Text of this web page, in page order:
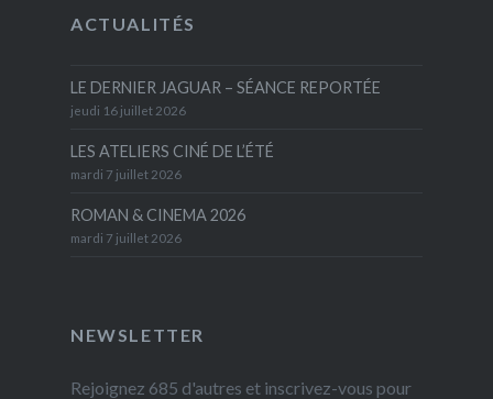
ACTUALITÉS
LE DERNIER JAGUAR – SÉANCE REPORTÉE
jeudi 16 juillet 2026
LES ATELIERS CINÉ DE L’ÉTÉ
mardi 7 juillet 2026
ROMAN & CINEMA 2026
mardi 7 juillet 2026
NEWSLETTER
Rejoignez 685 d'autres et inscrivez-vous pour